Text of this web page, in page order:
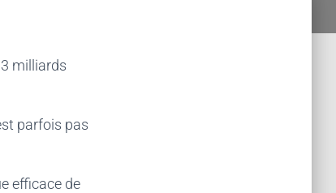
milliards
parfois pas
efficace de